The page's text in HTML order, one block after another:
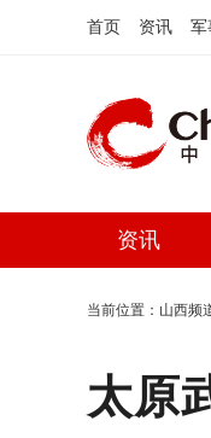
首页 资讯 军
资讯
当前位置： 山西频
太原